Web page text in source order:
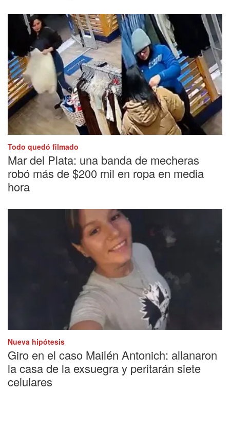
Todo quedó filmado
Mar del Plata: una banda de mecheras
robó más de $200 mil en ropa en media
hora
Nueva hipótesis
Giro en el caso Mailén Antonich: allanaron
la casa de la exsuegra y peritarán siete
celulares